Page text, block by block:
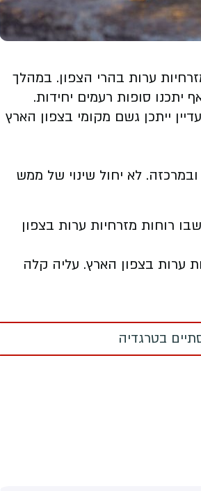
ערות בהרי הצפון. במהלך
יתכנו סופות רעמים יחידות.
ייתכן גשם מקומי בצפון הארץ
ובמרכזה. לא יחול שינוי של ממש
רוחות מזרחיות ערות בצפון
ערות בצפון הארץ. עליה קלה
בטרגדיה